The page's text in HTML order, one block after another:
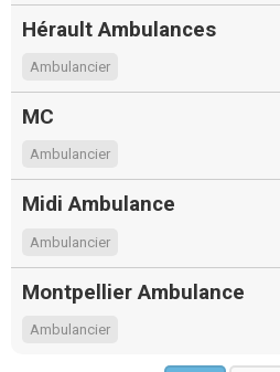
Hérault Ambulances
Ambulancier
MC
Ambulancier
Midi Ambulance
Ambulancier
Montpellier Ambulance
Ambulancier